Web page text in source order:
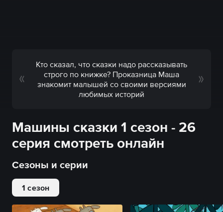
Кто сказал, что сказки надо рассказывать
строго по книжке? Проказница Маша
знакомит малышей со своими версиями
любимых историй
Машины сказки 1 сезон - 26
серия смотреть онлайн
Сезоны и серии
1 сезон